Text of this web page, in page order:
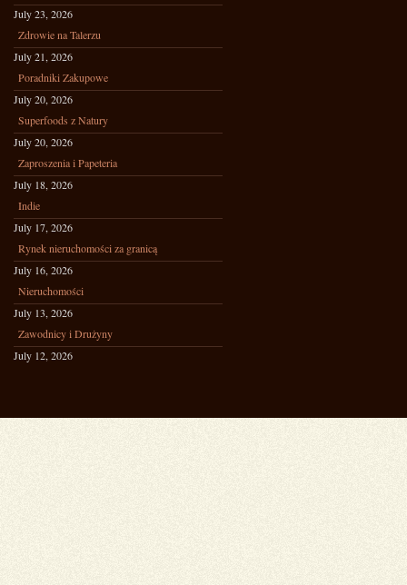
July 23, 2026
Zdrowie na Talerzu
July 21, 2026
Poradniki Zakupowe
July 20, 2026
Superfoods z Natury
July 20, 2026
Zaproszenia i Papeteria
July 18, 2026
Indie
July 17, 2026
Rynek nieruchomości za granicą
July 16, 2026
Nieruchomości
July 13, 2026
Zawodnicy i Drużyny
July 12, 2026